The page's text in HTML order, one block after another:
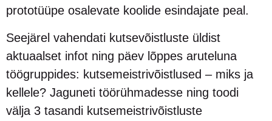
prototüüpe osalevate koolide esindajate peal.
Seejärel vahendati kutsevõistluste üldist
aktuaalset infot ning päev lõppes aruteluna
töögruppides: kutsemeistrivõistlused – miks ja
kellele? Jaguneti töörühmadesse ning toodi
välja 3 tasandi kutsemeistrivõistluste